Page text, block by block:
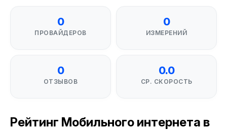
0
ПРОВАЙДЕРОВ
0
ИЗМЕРЕНИЙ
0
ОТЗЫВОВ
0.0
СР. СКОРОСТЬ
Рейтинг Мобильного интернета в